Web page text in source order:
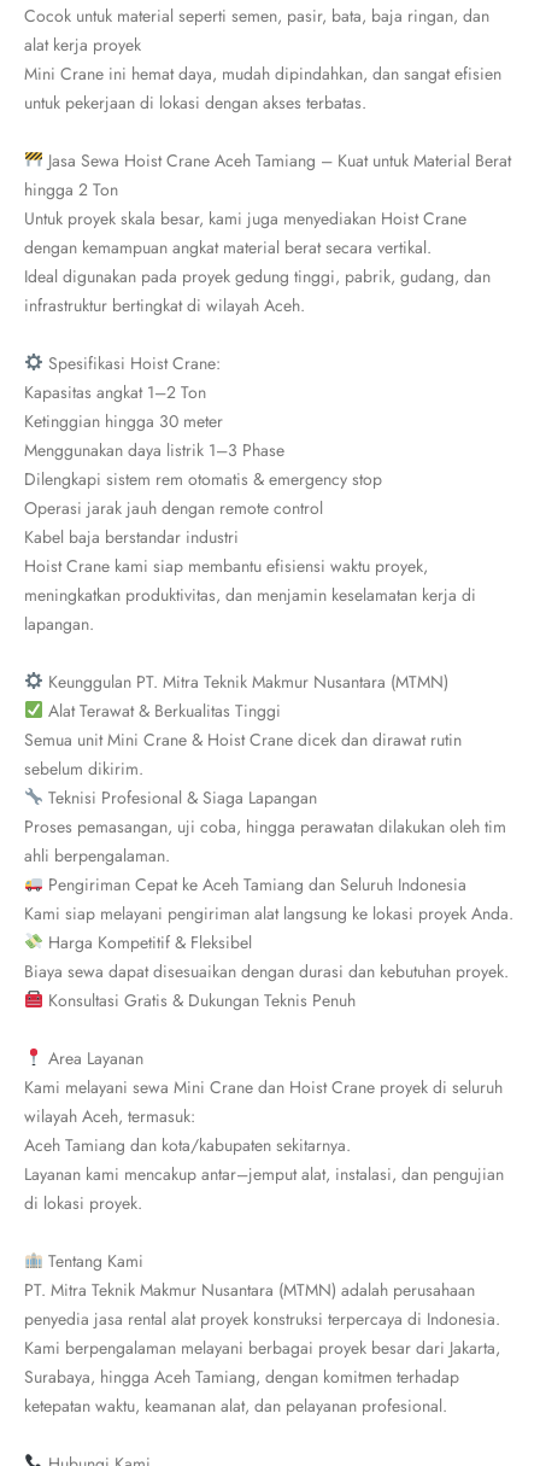
Cocok untuk material seperti semen, pasir, bata, baja ringan, dan
alat kerja proyek
Mini Crane ini hemat daya, mudah dipindahkan, dan sangat efisien
untuk pekerjaan di lokasi dengan akses terbatas.
Jasa Sewa Hoist Crane Aceh Tamiang – Kuat untuk Material Berat
hingga 2 Ton
Untuk proyek skala besar, kami juga menyediakan Hoist Crane
dengan kemampuan angkat material berat secara vertikal.
Ideal digunakan pada proyek gedung tinggi, pabrik, gudang, dan
infrastruktur bertingkat di wilayah Aceh.
Spesifikasi Hoist Crane:
Kapasitas angkat 1–2 Ton
Ketinggian hingga 30 meter
Menggunakan daya listrik 1–3 Phase
Dilengkapi sistem rem otomatis & emergency stop
Operasi jarak jauh dengan remote control
Kabel baja berstandar industri
Hoist Crane kami siap membantu efisiensi waktu proyek,
meningkatkan produktivitas, dan menjamin keselamatan kerja di
lapangan.
Keunggulan PT. Mitra Teknik Makmur Nusantara (MTMN)
Alat Terawat & Berkualitas Tinggi
Semua unit Mini Crane & Hoist Crane dicek dan dirawat rutin
sebelum dikirim.
Teknisi Profesional & Siaga Lapangan
Proses pemasangan, uji coba, hingga perawatan dilakukan oleh tim
ahli berpengalaman.
Pengiriman Cepat ke Aceh Tamiang dan Seluruh Indonesia
Kami siap melayani pengiriman alat langsung ke lokasi proyek Anda.
Harga Kompetitif & Fleksibel
Biaya sewa dapat disesuaikan dengan durasi dan kebutuhan proyek.
Konsultasi Gratis & Dukungan Teknis Penuh
Area Layanan
Kami melayani sewa Mini Crane dan Hoist Crane proyek di seluruh
wilayah Aceh, termasuk:
Aceh Tamiang dan kota/kabupaten sekitarnya.
Layanan kami mencakup antar–jemput alat, instalasi, dan pengujian
di lokasi proyek.
Tentang Kami
PT. Mitra Teknik Makmur Nusantara (MTMN) adalah perusahaan
penyedia jasa rental alat proyek konstruksi terpercaya di Indonesia.
Kami berpengalaman melayani berbagai proyek besar dari Jakarta,
Surabaya, hingga Aceh Tamiang, dengan komitmen terhadap
ketepatan waktu, keamanan alat, dan pelayanan profesional.